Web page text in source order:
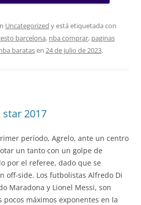
Uncategorized y está etiquetada con
barcelona, nba comprar, paginas
baratasen 24 de julio de 2023.
2017
período, Agrelo, ante un centro
un tanto con un golpe de
por el referee, dado que se
off-side. Los futbolistas Alfredo Di
Maradona y Lionel Messi, son
máximos exponentes en la